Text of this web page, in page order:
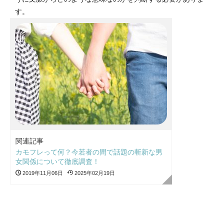
す。
関連記事
カモフレって何？今若者の間で話題の斬新な男
女関係について徹底調査！
2019年11月06日 2025年02月19日